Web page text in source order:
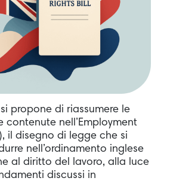
propone di riassumere le
contenute nell’Employment
il disegno di legge che si
nell’ordinamento inglese
al diritto del lavoro, alla luce
discussi in